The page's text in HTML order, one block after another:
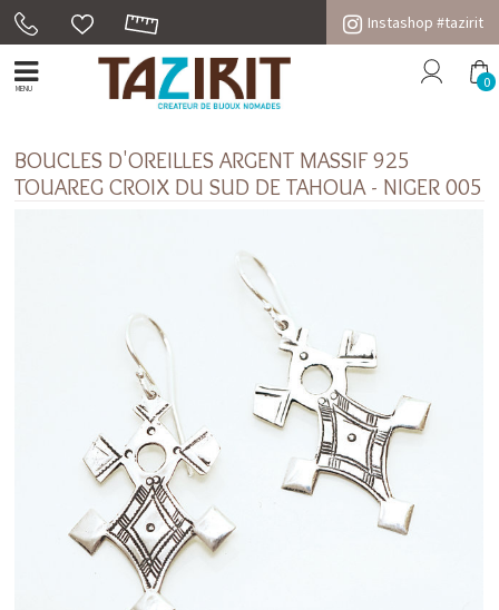
Instashop #tazirit
MENU 0
BOUCLES D'OREILLES ARGENT MASSIF 925
TOUAREG CROIX DU SUD DE TAHOUA - NIGER 005